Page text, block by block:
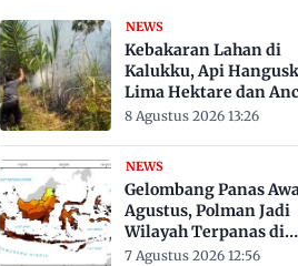
NEWS
Kebakaran Lahan di
Kalukku, Api
Lima Hektare dan
Permukiman
8 Agustus 2026 13:26
NEWS
Gelombang Panas
Agustus, Polman Jadi
Wilayah Terpanas di
Sulbar Suhu Lebih Dari
7 Agustus 2026 12:56